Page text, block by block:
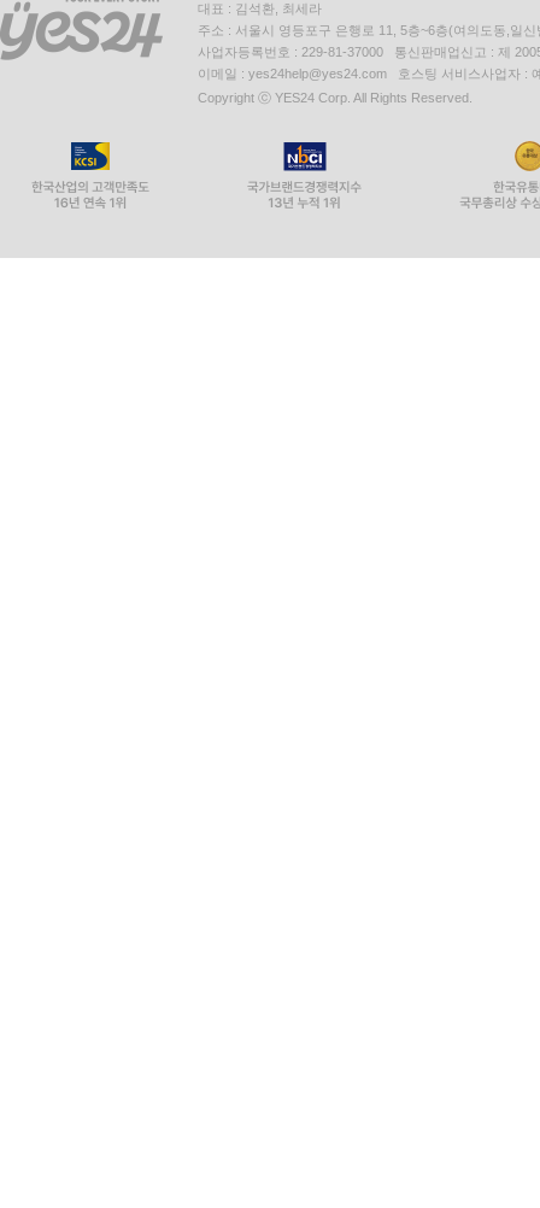
대표 : 김석환, 최세라
주소 : 서울시 영등포구 은행로 11, 5층~6층(여의도동,일신
사업자등록번호 : 229-81-37000 통신판매업신고 : 제
이메일 : yes24help@yes24.com 호스팅 서비스사업자 :
Copyright ⓒ YES24 Corp. All Rights Reserved.